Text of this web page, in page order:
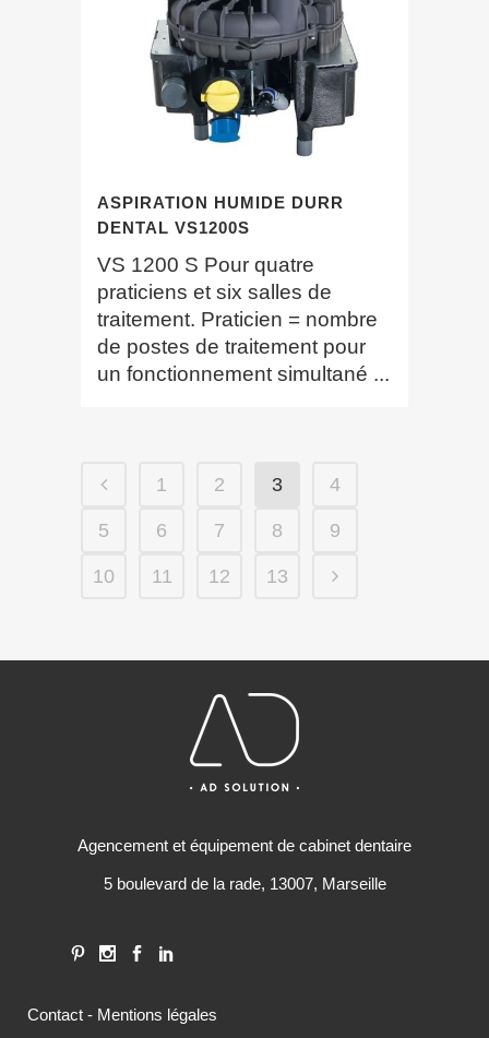
ASPIRATION HUMIDE DURR
DENTAL VS1200S
VS 1200 S Pour quatre
praticiens et six salles de
traitement. Praticien = nombre
de postes de traitement pour
un fonctionnement simultané ...
1 2 3 4
5 6 7 8 9
10 11 12 13
Agencement et équipement de cabinet dentaire
5 boulevard de la rade, 13007, Marseille
Contact - Mentions légales